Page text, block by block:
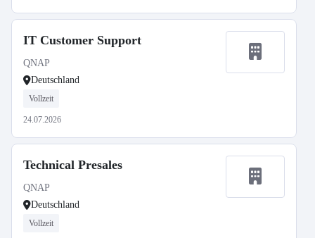
IT Customer Support
QNAP
Deutschland
Vollzeit
24.07.2026
Technical Presales
QNAP
Deutschland
Vollzeit